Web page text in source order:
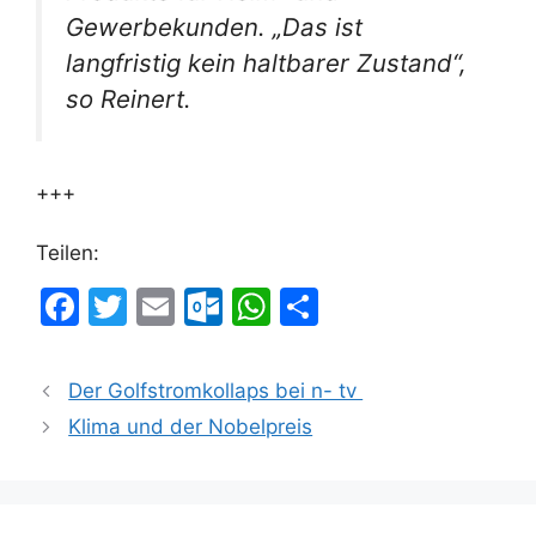
Gewerbekunden. „Das ist
langfristig kein haltbarer Zustand“,
so Reinert.
+++
Teilen:
F
c
e
T
itt
er
E
ai
l
O
lo
o
W
at
s
le
Der Golfstromkollaps bei n- tv
Klima und der Nobelpreis